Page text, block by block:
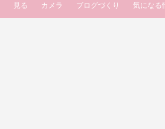
見る カメラ ブログづくり 気になる